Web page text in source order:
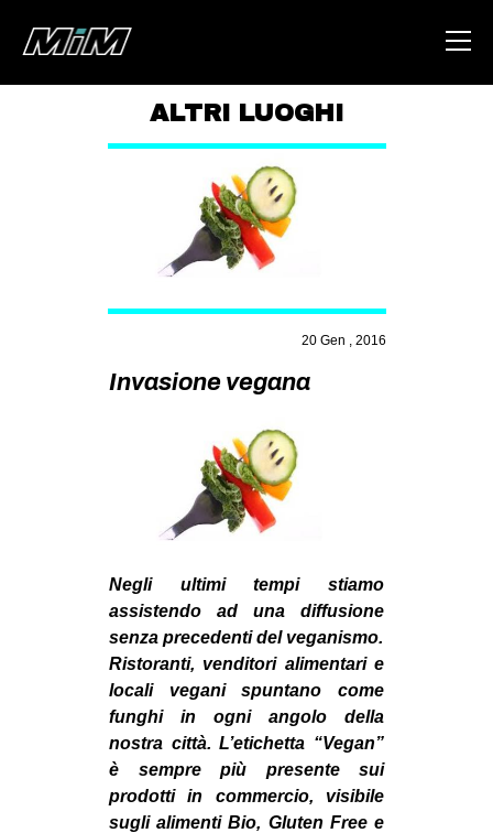
ABOUT
AREA
DEGENERAZIONE
GAZA FREESTYLE
CSOA LAMBRETTA
MSM
ZAM
MILANO
SPAZI
SPORT POPOLARE
MOVIMENTI
AMBIENTE
ANTIFASCISMO
DIRITTO ALL’ABITARE
GENERI
ALTRI LUOGHI
20 Gen , 2016
Invasione vegana
Negli ultimi tempi stiamo
assistendo ad una diffusione
senza precedenti del veganismo.
Ristoranti, venditori alimentari e
locali vegani spuntano come
funghi in ogni angolo della
nostra città. L’etichetta “Vegan”
è sempre più presente sui
prodotti in commercio, visibile
sugli alimenti Bio, Gluten Free e